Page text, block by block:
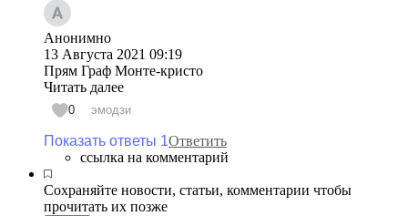
Анонимно
13 Августа 2021 09:19
Прям Граф Монте-кристо
Читать далее
0 эмодзи
Показать ответы 1Ответить
ссылка на комментарий
Сохраняйте новости, статьи, комментарии чтобы
прочитать их позже